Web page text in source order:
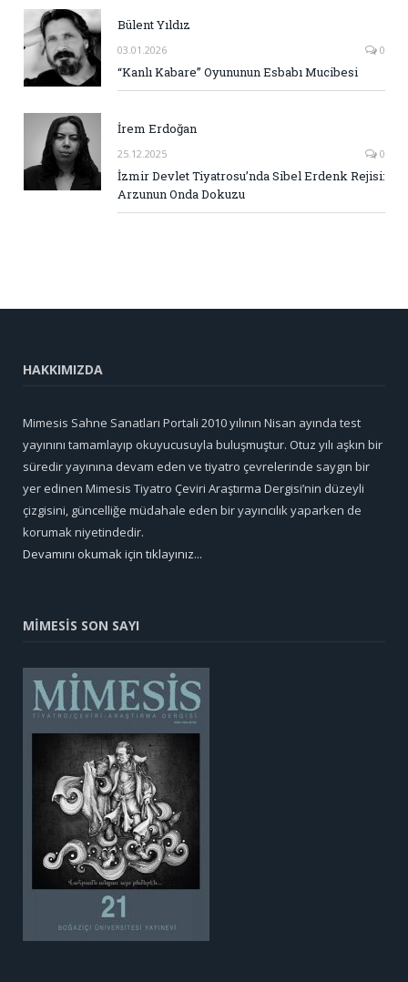
Bülent Yıldız
03.01.2026 0
“Kanlı Kabare” Oyununun Esbabı Mucibesi
İrem Erdoğan
25.12.2025 0
İzmir Devlet Tiyatrosu’nda Sibel Erdenk Rejisi:
Arzunun Onda Dokuzu
HAKKIMIZDA
Mimesis Sahne Sanatları Portali 2010 yılının Nisan ayında test
yayınını tamamlayıp okuyucusuyla buluşmuştur. Otuz yılı aşkın bir
süredir yayınına devam eden ve tiyatro çevrelerinde saygın bir
yer edinen Mimesis Tiyatro Çeviri Araştırma Dergisi’nin düzeyli
çizgisini, güncelliğe müdahale eden bir yayıncılık yaparken de
korumak niyetindedir.
Devamını okumak için tıklayınız...
MİMESİS SON SAYI